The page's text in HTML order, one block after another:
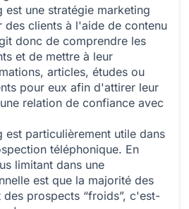
est une stratégie marketing
des clients à l'aide de contenu
donc de comprendre les
et de mettre à leur
articles, études ou
pour eux afin d'attirer leur
relation de confiance avec
est particulièrement utile dans
téléphonique. En
limitant dans une
est que la majorité des
prospects “froids”, c'est-